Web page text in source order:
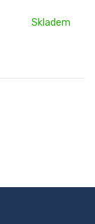
Skladem